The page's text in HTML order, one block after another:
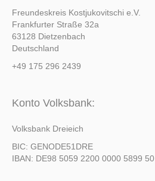
Freundeskreis Kostjukovitschi e.V.
Frankfurter Straße 32a
63128 Dietzenbach
Deutschland
+49 175 296 2439
Konto Volksbank:
Volksbank Dreieich
BIC: GENODE51DRE
IBAN: DE98 5059 2200 0000 5899 50